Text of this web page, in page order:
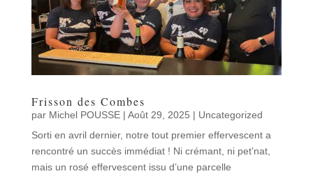
Frisson des Combes
par Michel POUSSE| Août 29, 2025 | Uncategorized
Sorti en avril dernier, notre tout premier effervescent a
rencontré un succès immédiat ! Ni crémant, ni pet’nat,
mais un rosé effervescent issu d’une parcelle